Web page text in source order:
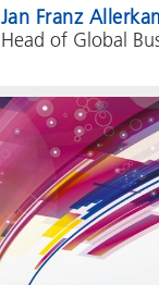
Jan Franz
Head of Global